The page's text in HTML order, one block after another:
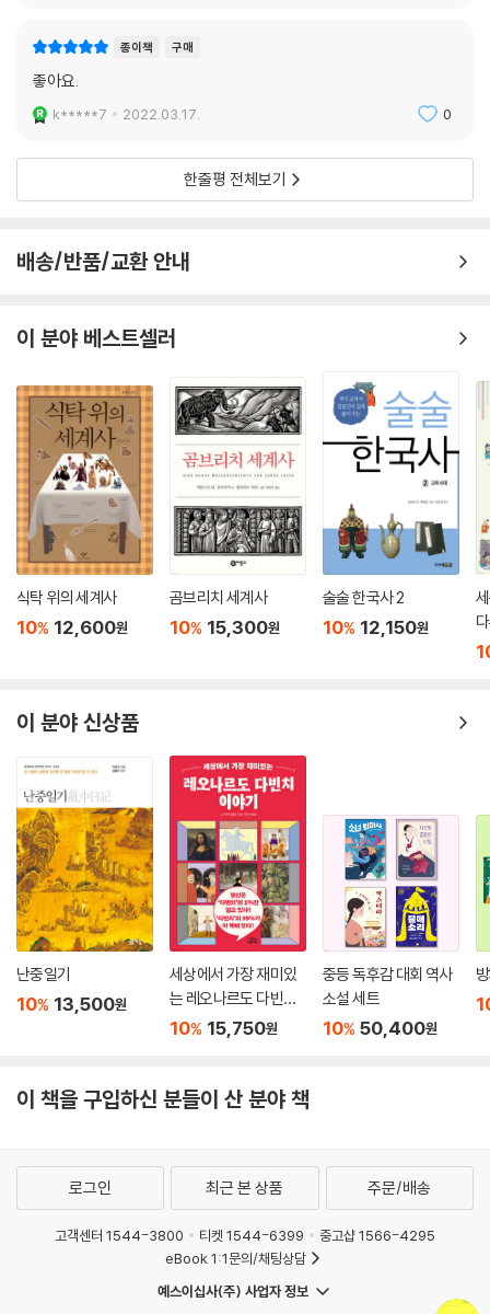
1980년 이후 봄, 여름, 가을, 겨울이 모두 5월 18일이었다.
_인권 운동가 오창익(156면)
5·18의 보편적 의미를 조명하다
시민들을 설명할 때는 로댕의 조각 「칼레의 시민들」에 담긴 역사적 배경이
머니집을 이야기할 때는, 역시 호르헤 비델라 등의 독재 정권 아래에서 하
얀 두건을 두르고 투쟁한 아르헨티나 ‘오월광장어머니회’의 사례가 나온
다. 세계의 주요 사건과 적극적으로 비교, 대조하며 이야기를 전개해 나감
으로써 5·18이 가진 의미를 다양한 각도에서 조망하고, 또 세계사적인 흐
름에서 파악할 수 있도록 했다.
5·18은 아직 끝나지 않은 사건이다. 두 전직 대통령을 사법적으로 단죄하
고, 다양한 기념사업이 펼쳐지고, 5·18 기록물이 유네스코 세계기록유산
에 등재되는 등 그간 많은 성과가 있었지만 여전히 남은 과제가 적지 않다.
발포를 명령한 최종 책임자를 밝히는 일, 아직까지도 묻혀 있는 진실을 찾
『5월 18일, 맑음』은 정확한 역사적 사실을 올바로 알림으로써 5·18을 종
합적으로 이해하고, 남은 과제들을 함께해 나갈 수 있도록 했다.
종이책 구매
좋아요.
k*****7 2022.03.17. 0
한줄평 전체보기
배송/반품/교환 안내
이 분야 베스트셀러
식탁 위의 세계사
10% 12,600원
곰브리치 세계사
10% 15,300원
술술 한국사 2
10% 12,150원
이 분야 신상품
난중일기
10% 13,500원
세상에서 가장 재미있
는 레오나르도 다빈치
이야기
10% 15,750원
중등 독후감 대회 역사
소설 세트
10% 50,400원
이 책을 구입하신 분들이 산 분야 책
로그인 최근 본 상품 주문/배송
고객센터 1544-3800 티켓 1544-6399
중고샵 1566-4295
eBook 1:1문의/채팅상담
예스이십사(주) 사업자 정보